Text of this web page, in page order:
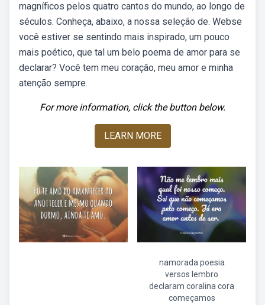
magníficos pelos quatro cantos do mundo, ao longo de
séculos. Conheça, abaixo, a nossa seleção de. Webse
você estiver se sentindo mais inspirado, um pouco
mais poético, que tal um belo poema de amor para se
declarar? Você tem meu coração, meu amor e minha
atenção sempre.
For more information, click the button below.
LEARN MORE
namorada poesia
versos lembro
declaram coralina cora
começamos